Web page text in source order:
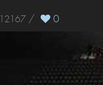
12167 / 0